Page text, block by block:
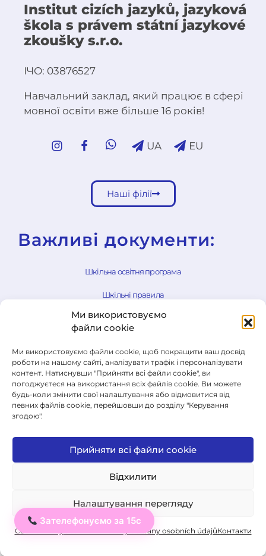
Ми використовуємо
файли cookie
Ми використовуємо файли cookie, щоб покращити ваш досвід
роботи на нашому сайті, аналізувати трафік і персоналізувати
контент. Натиснувши "Прийняти всі файли cookie", ви
погоджуєтеся на використання всіх файлів cookie. Ви можете
будь-коли змінити свої налаштування або відмовитися від
певних файлів cookie, перейшовши до розділу "Керування
згодою".
Прийняти всі файли cookie
Відхилити
Налаштування перегляду
Cookie Policy Особисте: Zásady ochrany osobních údajůКонтакти
Зателефонуємо за 15с
Institut cizích jazyků, jazyková
škola s právem státní jazykové
zkoušky s.r.o.
ІЧО: 03876527
Навчальний заклад, який працює в сфері
мовної освіти вже більше 16 років!
UA EU
Наші філії
Важливі документи:
Шкільна освітня програма
Шкільні правила
Загальні умови продажу
Cookie Policy
Політика конфіденційності
Правила іспитів
Всі права захищені.